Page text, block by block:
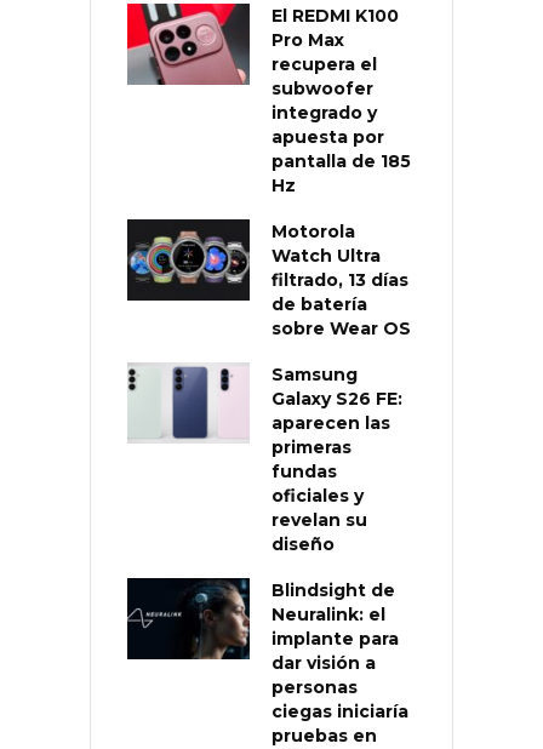
El REDMI K100
Pro Max
recupera el
subwoofer
integrado y
apuesta por
pantalla de 185
Hz
Motorola
Watch Ultra
filtrado, 13 días
de batería
sobre Wear OS
Samsung
Galaxy S26 FE:
aparecen las
primeras
fundas
oficiales y
revelan su
diseño
Blindsight de
Neuralink: el
implante para
dar visión a
personas
ciegas iniciaría
pruebas en